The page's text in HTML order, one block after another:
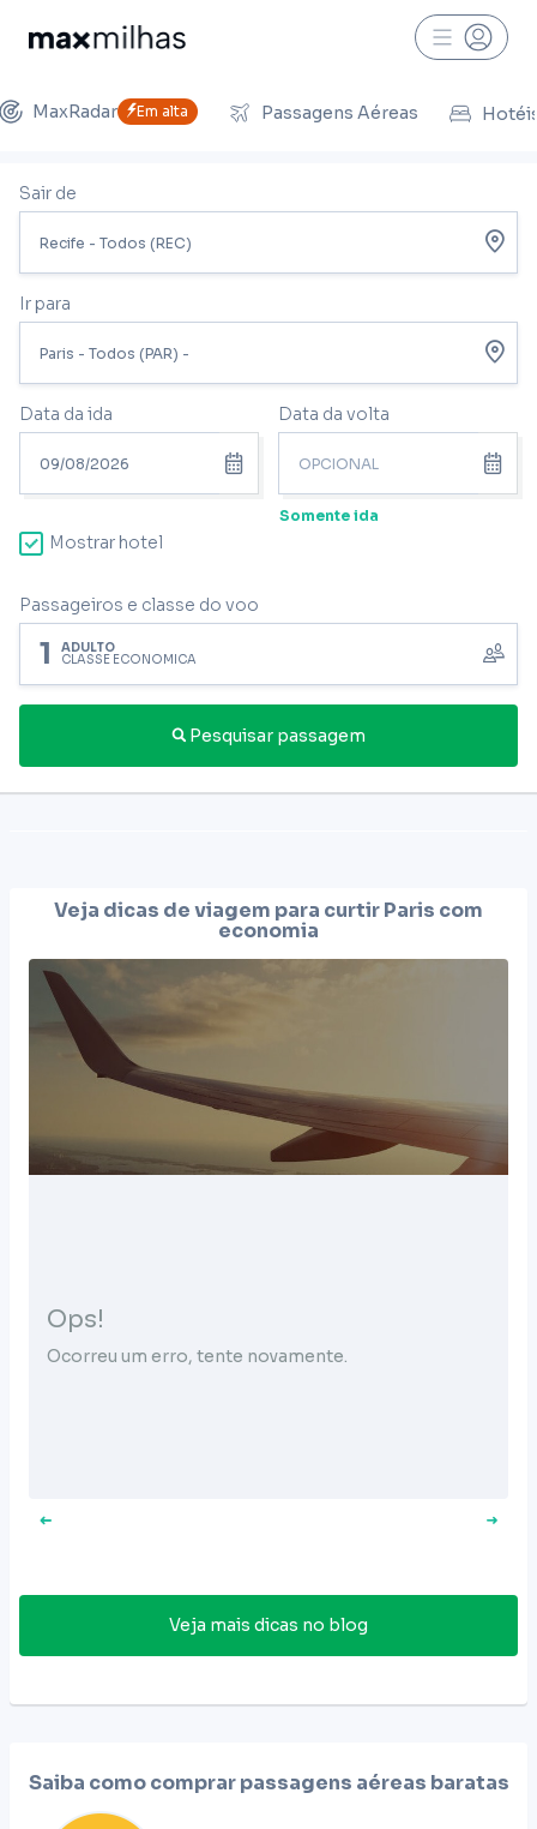
MaxRadar Em alta Passagens Aéreas
Sair de
Ir para
Data da ida Data da volta
Somente ida
Mostrar hotel
Passageiros e classe do voo
1 ADULTO
CLASSE ECONÔMICA
Pesquisar passagem
Veja dicas de viagem para curtirParis com
economia
Ops!
Ocorreu um erro, tente novamente.
Veja mais dicas no blog
Saiba como comprar passagens aéreas baratas